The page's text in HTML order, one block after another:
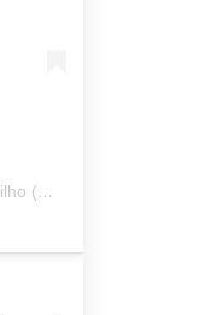
Um post compartilhado por Queiroz Filho (@queirozmfilho)